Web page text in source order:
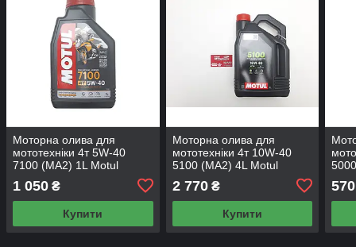
Моторна олива для
мототехніки 4т 5W-40
7100 (MA2) 1L Motul
1 050 ₴
Купити
Моторна олива для
мототехніки 4т 10W-40
5100 (MA2) 4L Motul
2 770₴
Купити
570